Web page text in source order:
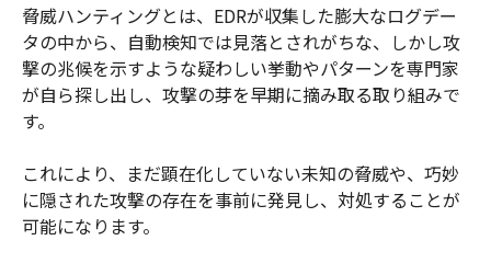
脅威ハンティングとは、EDRが収集した膨大なログデー
タの中から、自動検知では見落とされがちな、しかし攻
撃の兆候を示すような疑わしい挙動やパターンを専門家
が自ら探し出し、攻撃の芽を早期に摘み取る取り組みで
す。
これにより、まだ顕在化していない未知の脅威や、巧妙
に隠された攻撃の存在を事前に発見し、対処することが
可能になります。